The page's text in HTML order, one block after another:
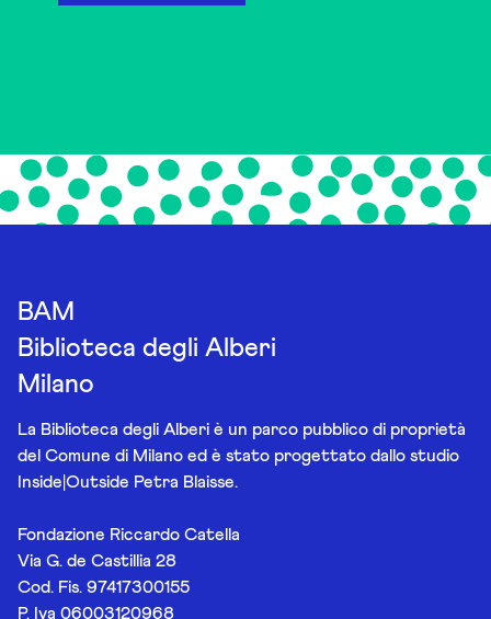
BAM
Biblioteca degli Alberi
Milano
La Biblioteca degli Alberi è un parco pubblico di proprietà
del Comune di Milano ed è stato progettato dallo studio
Inside|Outside Petra Blaisse.
Fondazione Riccardo Catella
Via G. de Castillia 28
Cod. Fis. 97417300155
P. Iva 06003120968